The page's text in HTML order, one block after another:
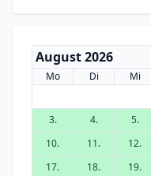
August 2026
Mo Di Mi
3.
4. 5.
10.
11. 12.
17.
18. 19.